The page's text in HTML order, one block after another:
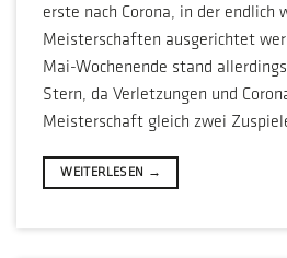
erste nach Corona, in der endlich
Meisterschaften ausgerichtet
Mai-Wochenende stand
Stern, da Verletzungen und
Meisterschaft gleich zwei
WEITERLESEN →